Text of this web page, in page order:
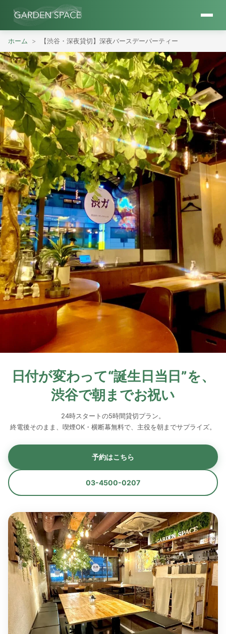
ホーム 【渋谷・深夜貸切】深夜バースデーパーティー
日付が変わって“誕生日当日”を、
渋谷で朝までお祝い
24時スタートの5時間貸切プラン。
終電後そのまま、喫煙OK・横断幕無料で、主役を朝までサプライズ。
予約はこちら
03-4500-0207